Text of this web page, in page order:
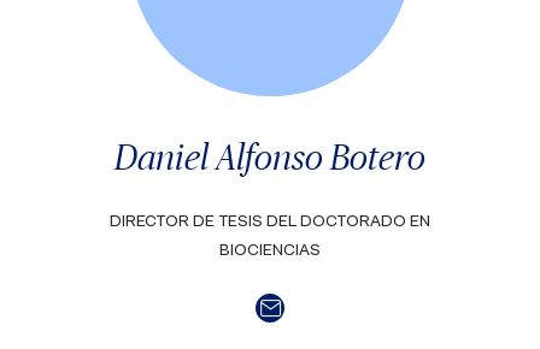
Daniel Alfonso Botero
DIRECTOR DE TESIS DEL DOCTORADO EN
BIOCIENCIAS